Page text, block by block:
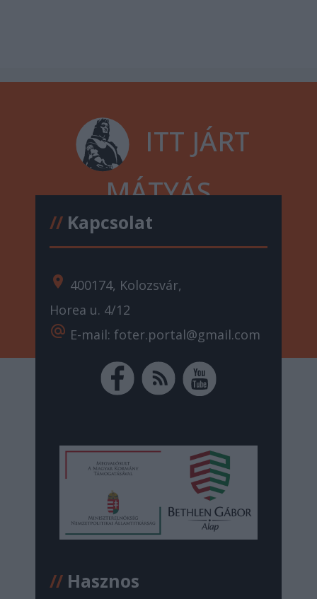
ITT JÁRT
MÁTYÁS
//Kapcsolat
location_on 400174, Kolozsvár,
Horea u. 4/12
alternate_email E-mail: foter.portal@gmail.com
//Hasznos